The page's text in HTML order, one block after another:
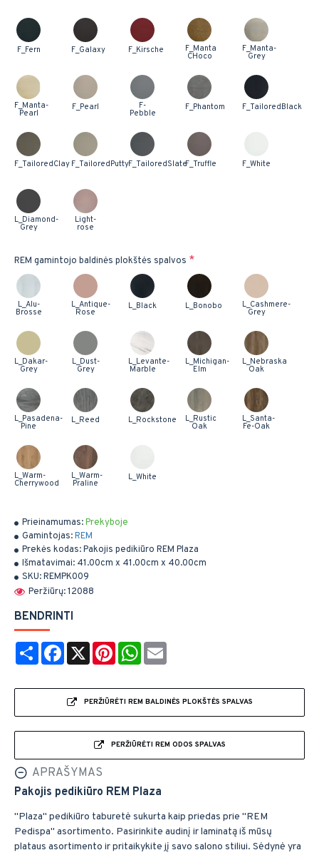
Prieinamumas:Prekyboje
Gamintojas:REM
Prekės kodas:Pakojis pedikiūro REM Plaza
Išmatavimai: 41.00cm x 41.00cm x 40.00cm
SKU:REMPK009
Peržiūrų: 12088
F_Fern F_Galaxy F_Kirsche F_Manta
CHoco
F_Manta-
Grey
F_Manta-
Pearl
F_Pearl F-
Pebble
F_Phantom F_TailoredBlack
F_TailoredClay F_TailoredPuttyF_TailoredSlateF_Truffle F_White
L_Diamond-
Grey
Light-
rose
REM gamintojo baldinės plokštės spalvos
L_Alu-
Brosse
L_Antique-
Rose
L_Black L_Bonobo L_Cashmere-
Grey
L_Dakar-
Grey
L_Dust-
Grey
L_Levante-
Marble
L_Michigan-
Elm
L_Nebraska
Oak
L_Pasadena-
Pine
L_Reed L_Rockstone L_Rustic
Oak
L_Santa-
Fe-Oak
L_Warm-
Cherrywood
L_Warm-
Praline
L_White
BENDRINTI
Share Facebook
X PinterestWhatsApp
PERŽIŪRĖTI REM BALDINĖS PLOKŠTĖS SPALVAS
PERŽIŪRĖTI REM ODOS SPALVAS
APRAŠYMAS
Pakojis pedikiūro REM Plaza
"Plaza" pedikiūro taburetė sukurta kaip priedas prie "REM
Pedispa" asortimento. Pasirinkite audinį ir laminatą iš mūsų
plataus asortimento ir pritaikykite jį savo salono stiliui. Sėdynė yra